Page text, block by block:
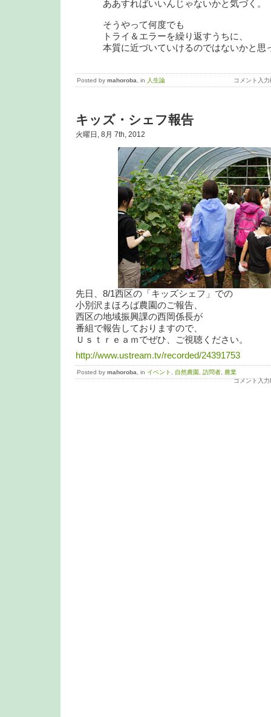
ああすればいいんじゃないかと気づく。
そうやって何度でも
トライ＆エラーを繰り返すうちに、
本質に近づいていけるのではないかと思
Posted by mahoroba , in 人生論 コメント入力
キッズ・シェフ報告
火曜日, 8月 7th, 2012
先日、8/1西区の「キッズシェフ」での
小別沢まほろば農園のご報告、
西区の地域振興課の西岡係長が
番組で報告しておりますので、
Ｕｓｔｒｅａｍでぜひ、ご視聴ください。
http://www.ustream.tv/recorded/24391753
Posted by mahoroba , in イベント 自然農園 訪問者
農業
コメント入力